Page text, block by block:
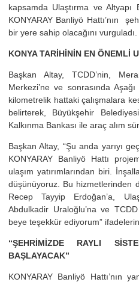
kapsamda Ulaştırma ve Altyapı
KONYARAY Banliyö Hattı’nın
bir yere sahip olacağını vurguladı.
KONYA TARİHİNİN EN ÖNEMLİ
Başkan Altay, TCDD’nin,
Merkezi’ne ve sonrasında
kilometrelik hattaki çalışmalara
belirterek, Büyükşehir
Kalkınma Bankası ile araç alım
Başkan Altay, “Şu anda yarıyı
KONYARAY Banliyö Hattı
ulaşım yatırımlarından biri.
düşünüyoruz. Bu hizmetlerinden
Recep Tayyip Erdoğan’a,
Abdulkadir Uraloğlu’na ve
beye teşekkür ediyorum”
“ŞEHRİMİZDE RAYLI
BAŞLAYACAK”
KONYARAY Banliyö Hattı’nın